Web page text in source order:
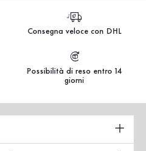
Consegna veloce con DHL
Possibilità di reso entro 14
giorni